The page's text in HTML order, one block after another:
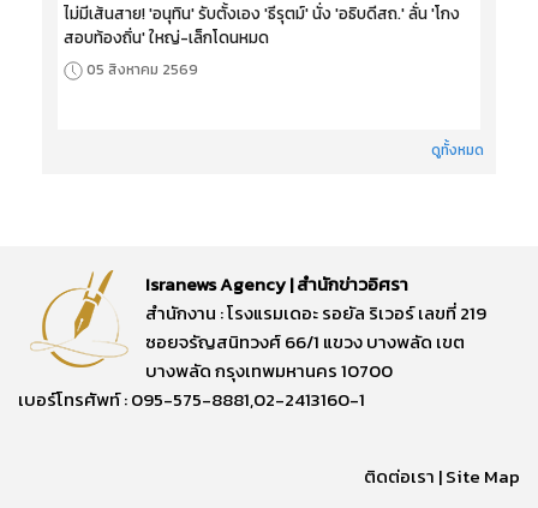
ไม่มีเส้นสาย! 'อนุทิน' รับตั้งเอง 'ธีรุตม์' นั่ง 'อธิบดีสถ.' ลั่น 'โกง
สอบท้องถิ่น' ใหญ่-เล็กโดนหมด
05 สิงหาคม 2569
ดูทั้งหมด
Isranews Agency | สำนักข่าวอิศรา
สำนักงาน : โรงแรมเดอะ รอยัล ริเวอร์ เลขที่ 219
ซอยจรัญสนิทวงศ์ 66/1 แขวง บางพลัด เขต
บางพลัด กรุงเทพมหานคร 10700
เบอร์โทรศัพท์ : 095-575-8881,02-2413160-1
ติดต่อเรา |Site Map